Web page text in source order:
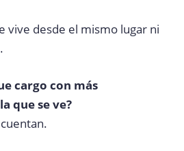
vive desde el mismo lugar ni
cargo con más
que se ve?